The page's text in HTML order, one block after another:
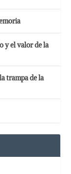
y el valor de la
trampa de la